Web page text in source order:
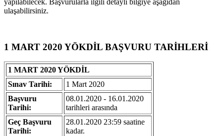
ulaşabilirsiniz.
1 MART 2020 YÖKDİL BAŞVURU TARİHLERİ
1 MART 2020 YÖKDİL
Sınav Tarihi:
1 Mart 2020
Başvuru
Tarihi:
08.01.2020 - 16.01.2020
tarihleri arasında
Geç Başvuru
Tarihi:
28.01.2020 23:59 saatine
kadar.